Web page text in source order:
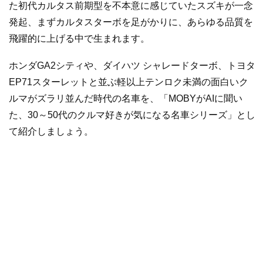
た初代カルタス前期型を不本意に感じていたスズキが一念
発起、まずカルタスターボを足がかりに、あらゆる品質を
飛躍的に上げる中で生まれます。
ホンダGA2シティや、ダイハツ シャレードターボ、トヨタ
EP71スターレットと並ぶ軽以上テンロク未満の面白いク
ルマがズラリ並んだ時代の名車を、「MOBYがAIに聞い
た、30～50代のクルマ好きが気になる名車シリーズ」とし
て紹介しましょう。